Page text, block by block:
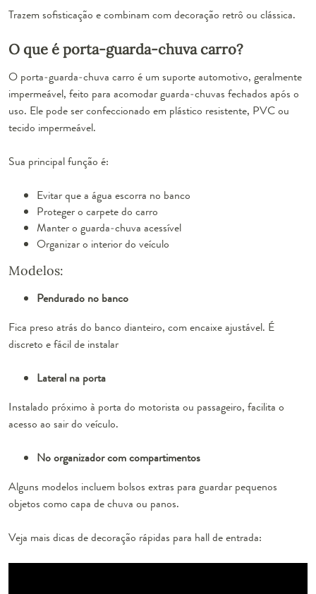
Trazem sofisticação e combinam com decoração retrô ou clássica.
O que é porta-guarda-chuva carro?
O porta-guarda-chuva carro é um suporte automotivo, geralmente
impermeável, feito para acomodar guarda-chuvas fechados após o
uso. Ele pode ser confeccionado em plástico resistente, PVC ou
tecido impermeável.
Sua principal função é:
Evitar que a água escorra no banco
Proteger o carpete do carro
Manter o guarda-chuva acessível
Organizar o interior do veículo
Modelos:
Pendurado no banco
Fica preso atrás do banco dianteiro, com encaixe ajustável. É
discreto e fácil de instalar
Lateral na porta
Instalado próximo à porta do motorista ou passageiro, facilita o
acesso ao sair do veículo.
No organizador com compartimentos
Alguns modelos incluem bolsos extras para guardar pequenos
objetos como capa de chuva ou panos.
Veja mais dicas de decoração rápidas para hall de entrada: